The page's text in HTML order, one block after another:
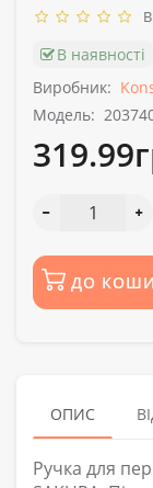
В наявності
Виробник:
Модель:
ДО
ОПИС
Ручка для